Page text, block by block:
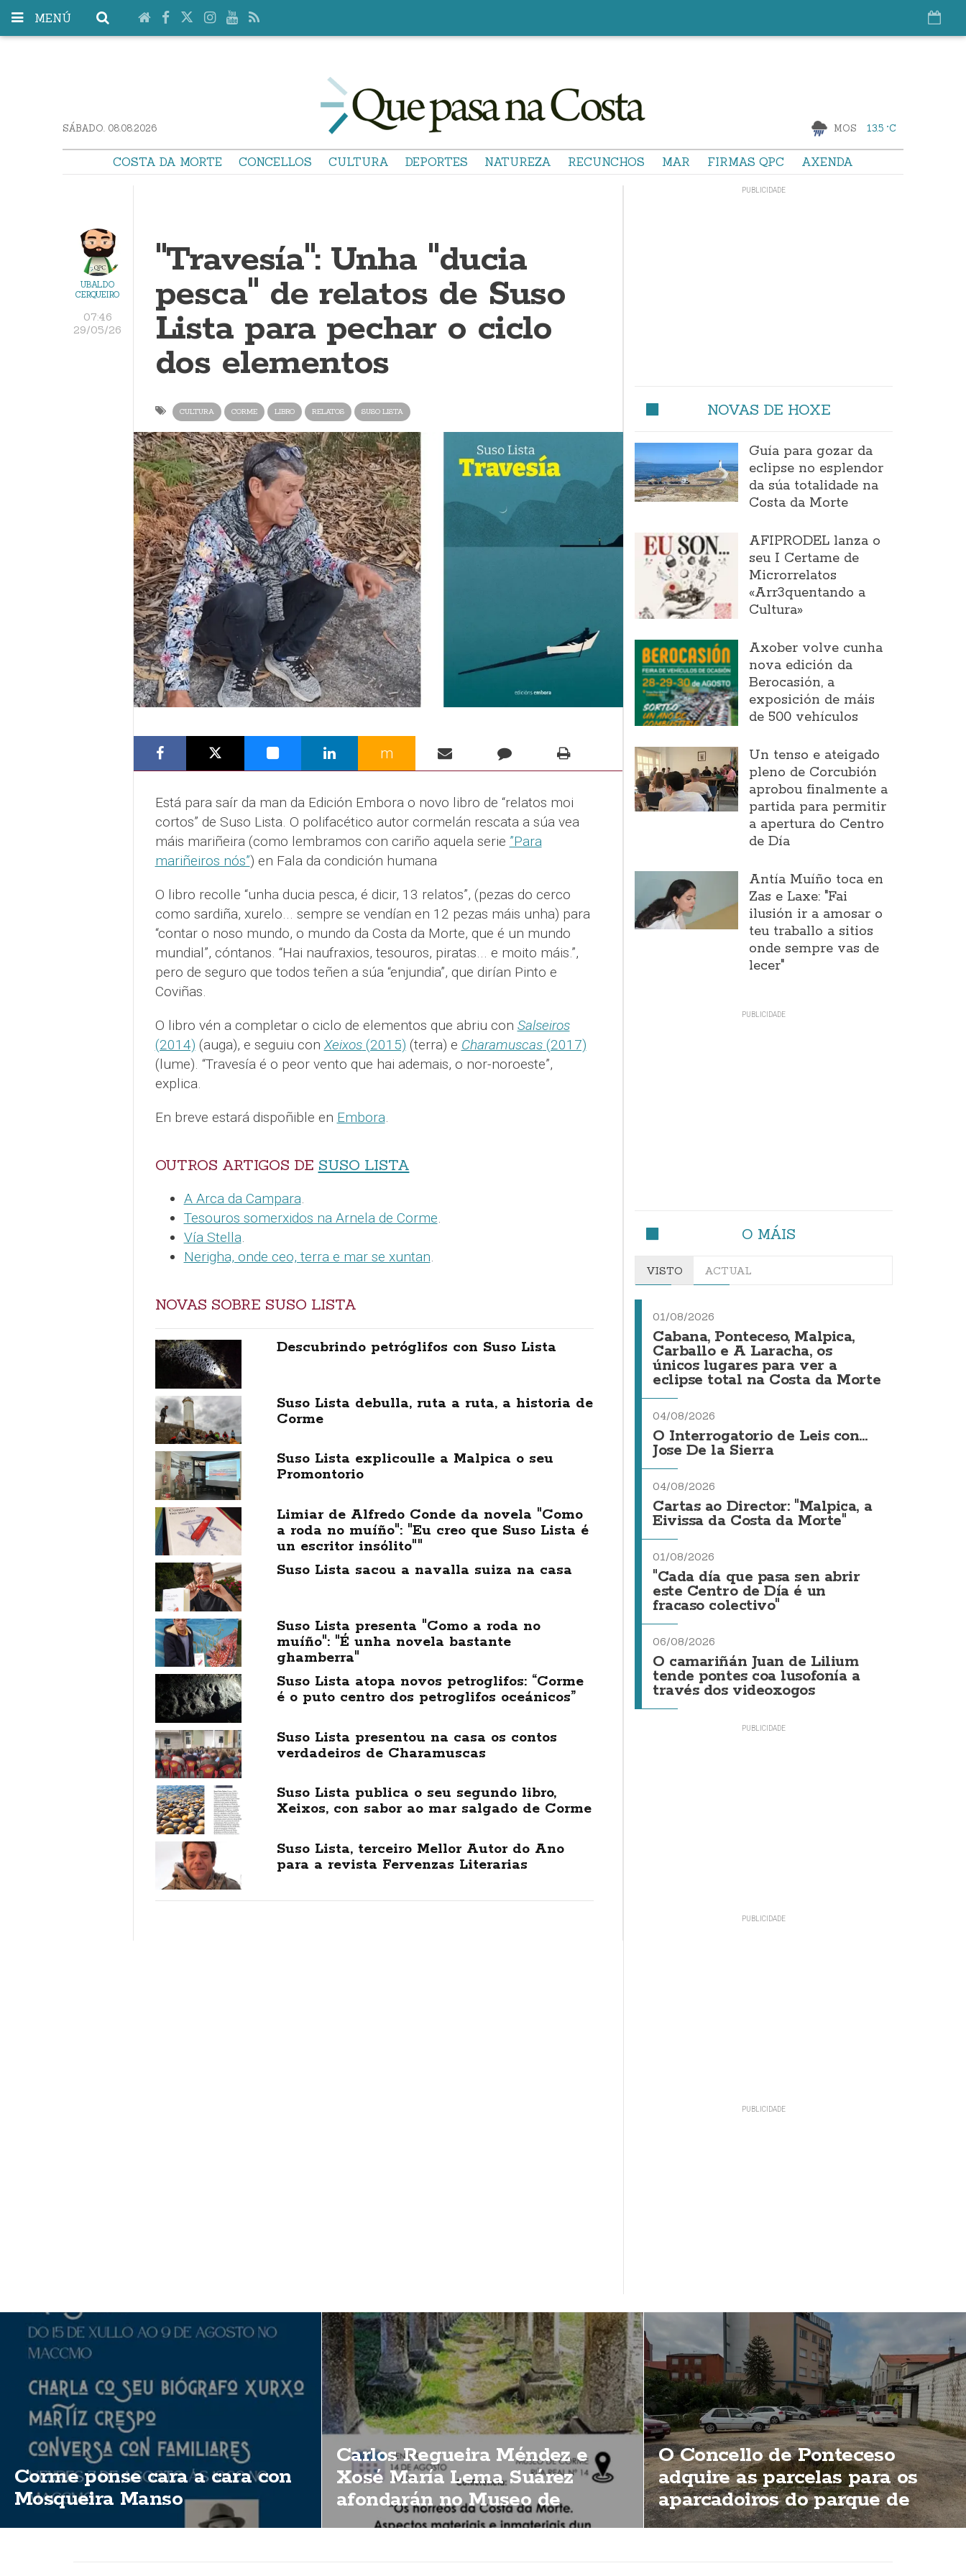
MENÚ
SÁBADO. 08.08.2026 MOS 13.5 °C
COSTA DA MORTE CONCELLOS CULTURA DEPORTES NATUREZA RECUNCHOS MAR FIRMAS QPC AXENDA
UBALDO
CERQUEIRO
07:46
29/05/26
"Travesía": Unha "ducia
pesca" de relatos de Suso
Lista para pechar o ciclo
dos elementos
CULTURA CORME LIBRO RELATOS SUSO LISTA
m
Está para saír da man da Edición Embora o novo libro de “relatos moi
cortos” de Suso Lista. O polifacético autor cormelán rescata a súa vea
máis mariñeira (como lembramos con cariño aquela serie ”Para
mariñeiros nós”) en Fala da condición humana
O libro recolle “unha ducia pesca, é dicir, 13 relatos”, (pezas do cerco
como sardiña, xurelo... sempre se vendían en 12 pezas máis unha) para
“contar o noso mundo, o mundo da Costa da Morte, que é un mundo
mundial”, cóntanos. “Hai naufraxios, tesouros, piratas... e moito máis.”,
pero de seguro que todos teñen a súa “enjundia”, que dirían Pinto e
Coviñas.
O libro vén a completar o ciclo de elementos que abriu con Salseiros
(2014) (auga), e seguiu con Xeixos(2015) (terra) e Charamuscas(2017)
(lume). “Travesía é o peor vento que hai ademais, o nor-noroeste”,
explica.
En breve estará dispoñible en Embora.
OUTROS ARTIGOS DE SUSO LISTA
A Arca da Campara.
Tesouros somerxidos na Arnela de Corme.
Vía Stella.
Nerigha, onde ceo, terra e mar se xuntan.
NOVAS SOBRE SUSO LISTA
Descubrindo petróglifos con Suso Lista
Suso Lista debulla, ruta a ruta, a historia de
Corme
Suso Lista explicoulle a Malpica o seu
Promontorio
Limiar de Alfredo Conde da novela "Como
a roda no muíño": "Eu creo que Suso Lista é
un escritor insólito""
Suso Lista sacou a navalla suiza na casa
Suso Lista presenta "Como a roda no
muíño": "É unha novela bastante
ghamberra"
Suso Lista atopa novos petroglifos: “Corme
é o puto centro dos petroglifos oceánicos”
Suso Lista presentou na casa os contos
verdadeiros de Charamuscas
Suso Lista publica o seu segundo libro,
Xeixos, con sabor ao mar salgado de Corme
Suso Lista, terceiro Mellor Autor do Ano
para a revista Fervenzas Literarias
NOVAS DE HOXE
Guía para gozar da
eclipse no esplendor
da súa totalidade na
Costa da Morte
AFIPRODEL lanza o
seu I Certame de
Microrrelatos
«Arr3quentando a
Cultura»
Axober volve cunha
nova edición da
Berocasión, a
exposición de máis
de 500 vehículos
Un tenso e ateigado
pleno de Corcubión
aprobou finalmente a
partida para permitir
a apertura do Centro
de Día
Antía Muíño toca en
Zas e Laxe: "Fai
ilusión ir a amosar o
teu traballo a sitios
onde sempre vas de
lecer"
O MÁIS
VISTO ACTUAL
01/08/2026
Cabana, Ponteceso, Malpica,
Carballo e A Laracha, os
únicos lugares para ver a
eclipse total na Costa da Morte
04/08/2026
O Interrogatorio de Leis con...
Jose De la Sierra
04/08/2026
Cartas ao Director: "Malpica, a
Eivissa da Costa da Morte"
01/08/2026
"Cada día que pasa sen abrir
este Centro de Día é un
fracaso colectivo"
06/08/2026
O camariñán Juan de Lilium
tende pontes coa lusofonía a
través dos videoxogos
Corme ponse cara a cara con
Mosqueira Manso
Carlos Regueira Méndez e
Xosé María Lema Suárez
afondarán no Museo de
Corme sobre a importancia
O Concello de Ponteceso
adquire as parcelas para os
aparcadoiros do parque de
Bouzas